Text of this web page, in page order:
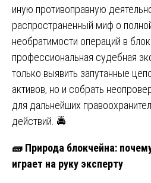
иную противоправную
распространенный миф о
необратимости операций в
профессиональная судебная
только выявить запутанные
активов, но и собрать
для дальнейших
действий. 🚔
🧱 Природа блокчейна:
играет на руку эксперту